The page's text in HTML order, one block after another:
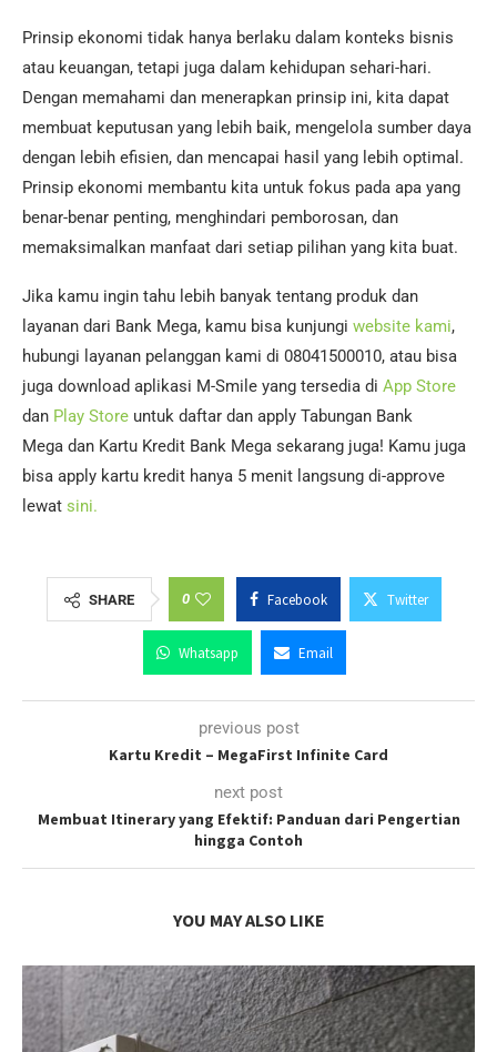
Prinsip ekonomi tidak hanya berlaku dalam konteks bisnis
atau keuangan, tetapi juga dalam kehidupan sehari-hari.
Dengan memahami dan menerapkan prinsip ini, kita dapat
membuat keputusan yang lebih baik, mengelola sumber daya
dengan lebih efisien, dan mencapai hasil yang lebih optimal.
Prinsip ekonomi membantu kita untuk fokus pada apa yang
benar-benar penting, menghindari pemborosan, dan
memaksimalkan manfaat dari setiap pilihan yang kita buat.
Jika kamu ingin tahu lebih banyak tentang produk dan
layanan dari Bank Mega, kamu bisa kunjungi website kami,
hubungi layanan pelanggan kami di 08041500010, atau bisa
juga download aplikasi M-Smile yang tersedia di App Store
dan Play Store untuk daftar dan apply Tabungan Bank
Mega dan Kartu Kredit Bank Mega sekarang juga! Kamu juga
bisa apply kartu kredit hanya 5 menit langsung di-approve
lewat sini.
SHARE 0 Facebook Twitter
Whatsapp Email
previous post
Kartu Kredit – MegaFirst Infinite Card
next post
Membuat Itinerary yang Efektif: Panduan dari Pengertian
hingga Contoh
YOU MAY ALSO LIKE